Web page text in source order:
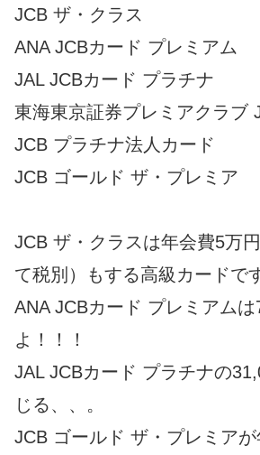
JCB ザ・クラス
ANA JCBカード プレミアム
JAL JCBカード プラチナ
東海東京証券プレミアクラブ
JCB プラチナ法人カード
JCB ゴールド ザ・プレミア
JCB ザ・クラスは年会費5万
て税別）もする高級カードで
ANA JCBカード プレミアム
よ！！！
JAL JCBカード プラチナの
じる、、。
JCB ゴールド ザ・プレミア